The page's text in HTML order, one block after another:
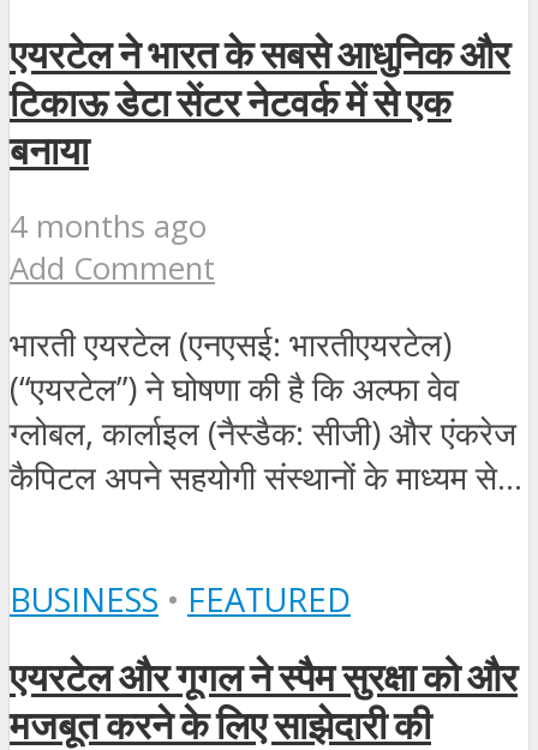
एयरटेल ने भारत के सबसे आधुनिक और
टिकाऊ डेटा सेंटर नेटवर्क में से एक
बनाया
4 months ago
Add Comment
भारती एयरटेल (एनएसई: भारतीएयरटेल)
(“एयरटेल”) ने घोषणा की है कि अल्फा वेव
ग्लोबल, कार्लाइल (नैस्डैक: सीजी) और एंकरेज
कैपिटल अपने सहयोगी संस्थानों के माध्यम से...
BUSINESS • FEATURED
एयरटेल और गूगल ने स्पैम सुरक्षा को और
मजबूत करने के लिए साझेदारी की